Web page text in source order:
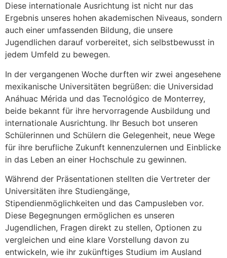
Diese internationale Ausrichtung ist nicht nur das
Ergebnis unseres hohen akademischen Niveaus, sondern
auch einer umfassenden Bildung, die unsere
Jugendlichen darauf vorbereitet, sich selbstbewusst in
jedem Umfeld zu bewegen.
In der vergangenen Woche durften wir zwei angesehene
mexikanische Universitäten begrüßen: die Universidad
Anáhuac Mérida und das Tecnológico de Monterrey,
beide bekannt für ihre hervorragende Ausbildung und
internationale Ausrichtung. Ihr Besuch bot unseren
Schülerinnen und Schülern die Gelegenheit, neue Wege
für ihre berufliche Zukunft kennenzulernen und Einblicke
in das Leben an einer Hochschule zu gewinnen.
Während der Präsentationen stellten die Vertreter der
Universitäten ihre Studiengänge,
Stipendienmöglichkeiten und das Campusleben vor.
Diese Begegnungen ermöglichen es unseren
Jugendlichen, Fragen direkt zu stellen, Optionen zu
vergleichen und eine klare Vorstellung davon zu
entwickeln, wie ihr zukünftiges Studium im Ausland